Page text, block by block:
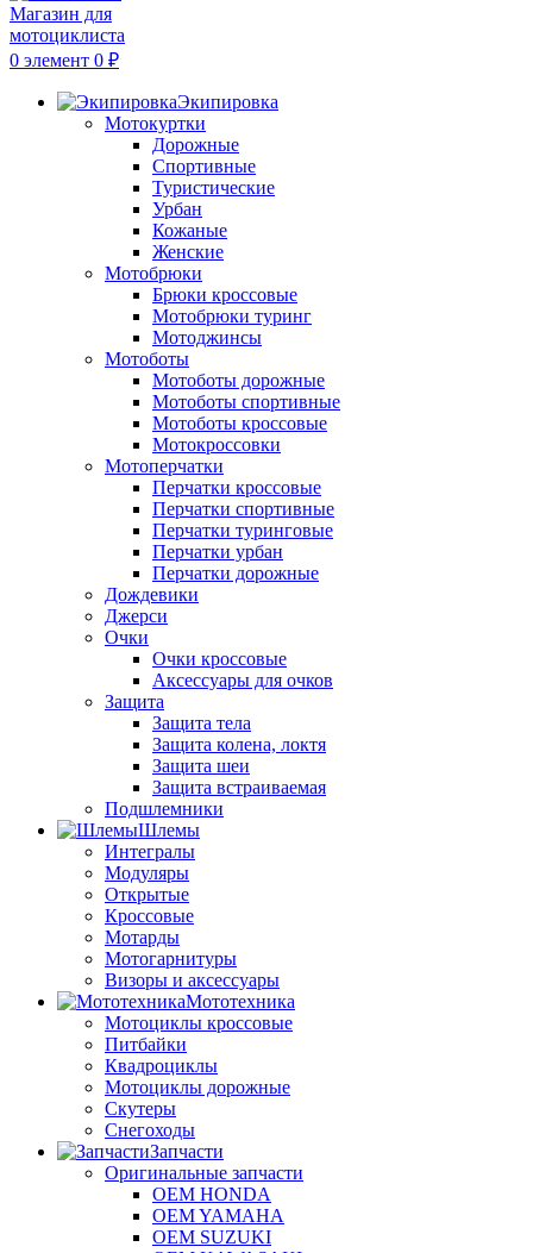
0 элемент 0 ₽
Экипировка
Мотокуртки
Дорожные
Спортивные
Туристические
Урбан
Кожаные
Женские
Мотобрюки
Брюки кроссовые
Мотобрюки туринг
Мотоджинсы
Мотоботы
Мотоботы дорожные
Мотоботы спортивные
Мотоботы кроссовые
Мотокроссовки
Мотоперчатки
Перчатки кроссовые
Перчатки спортивные
Перчатки туринговые
Перчатки урбан
Перчатки дорожные
Дождевики
Джерси
Очки
Очки кроссовые
Аксессуары для очков
Защита
Защита тела
Защита колена, локтя
Защита шеи
Защита встраиваемая
Подшлемники
Шлемы
Интегралы
Модуляры
Открытые
Кроссовые
Мотарды
Мотогарнитуры
Визоры и аксессуары
Мототехника
Мотоциклы кроссовые
Питбайки
Квадроциклы
Мотоциклы дорожные
Скутеры
Снегоходы
Запчасти
Оригинальные запчасти
OEM HONDA
OEM YAMAHA
OEM SUZUKI